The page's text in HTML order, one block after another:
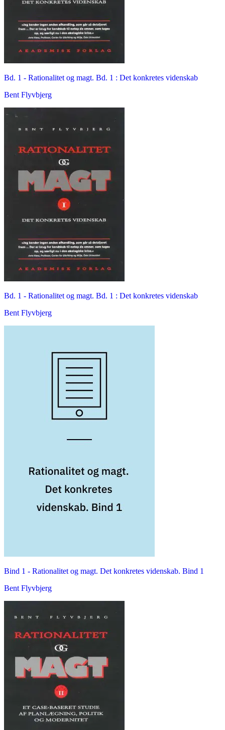
Bd. 1 - Rationalitet og magt. Bd. 1 : Det konkretes videnskab
Bent Flyvbjerg
Bd. 1 - Rationalitet og magt. Bd. 1 : Det konkretes videnskab
Bent Flyvbjerg
Bind 1 - Rationalitet og magt. Det konkretes videnskab. Bind 1
Bent Flyvbjerg